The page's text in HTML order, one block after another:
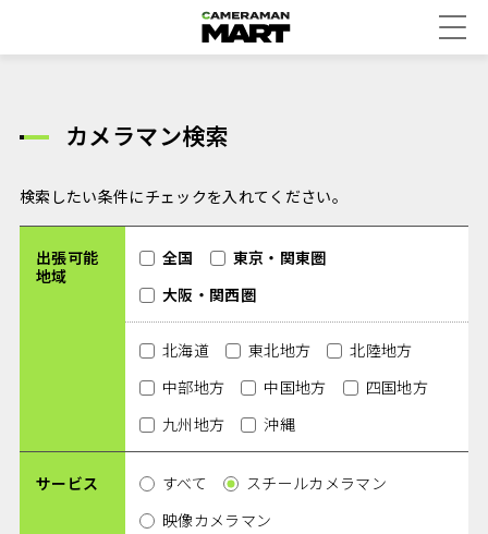
カメラマン検索
検索したい条件にチェックを入れてください。
出張可能
地域
全国
東京・関東圏
大阪・関西圏
北海道 東北地方
北陸地方
中部地方
中国地方
四国地方
九州地方
沖縄
サービス すべて
スチールカメラマン
映像カメラマン